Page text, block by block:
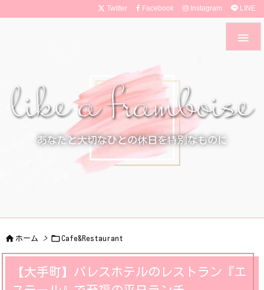
あなたと大切なひとの休日を特別なものに

Twitter Facebook Instagram LINE
 ホーム > Cafe&Restaurant
【大手町】パレスホテルのレストラン『エ